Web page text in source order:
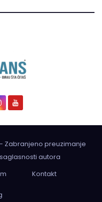
Zabranjeno preuzimanje
autora
Kontakt